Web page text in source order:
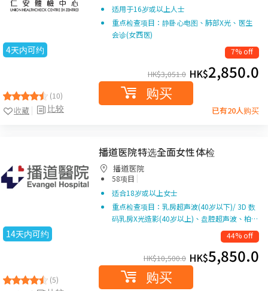
4天内可约
(10)
比较
收藏
适用于16岁或以上人士
重点检查项目：静卧心电图、肺部X光、医生
会诊(女西医)
7% off
HK$3,051.0 HK$2,850.0
购买
已有20人购买
14天内可约
(5)
播道医院特选全面女性体检
播道医院
58项目 |
适合18岁或以上女士
重点检查项目：乳房超声波(40岁以下)/ 3D 数
码乳房X光造影(40岁以上)、盘腔超声波、柏…
44% off
HK$10,500.0 HK$5,850.0
购买